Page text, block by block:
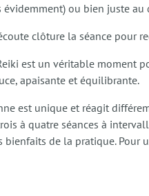
ou bien juste au
clôture la séance pour
est un véritable moment
apaisante et équilibrante.
est unique et réagit
à quatre séances à
bienfaits de la pratique. Pour